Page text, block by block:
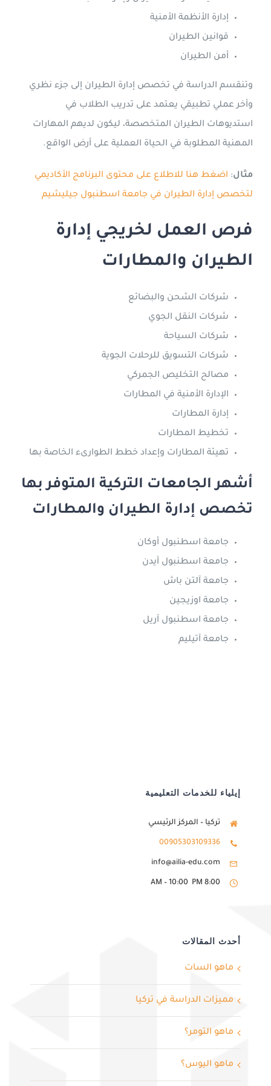
إدارة الأنظمة الأمنية
قوانين الطيران
أمن الطيران
وتنقسم الدراسة في تخصص إدارة الطيران إلى جزء نظري
وأخر عملي تطبيقي يعتمد على تدريب الطلاب في
استديوهات الطيران المتخصصة، ليكون لديهم المهارات
المهنية المطلوبة في الحياة العملية على أرض الواقع.
مثال: اضغط هنا للاطلاع على محتوى البرنامج الأكاديمي
لتخصص إدارة الطيران في جامعة اسطنبول جيليشيم
فرص العمل لخريجي إدارة
الطيران والمطارات
شركات الشحن والبضائع
شركات النقل الجوي
شركات السياحة
شركات التسويق للرحلات الجوية
مصالح التخليص الجمركي
الإدارة الأمنية في المطارات
إدارة المطارات
تخطيط المطارات
تهيئة المطارات وإعداد خطط الطوارىء الخاصة بها
أشهر الجامعات التركية المتوفر بها
تخصص إدارة الطيران والمطارات
جامعة اسطنبول أوكان
جامعة اسطنبول أيدن
جامعة آلتن باش
جامعة اوزيجين
جامعة اسطنبول آريل
جامعة آتيليم
إيلياء للخدمات التعليمية
تركيا – المركز الرئيسي
00905303109336
info@ailia-edu.com
8:00 AM – 10:00 PM
أحدث المقالات
ماهو السات
مميزات الدراسة في تركيا
ماهو التومر؟
ماهو اليوس؟